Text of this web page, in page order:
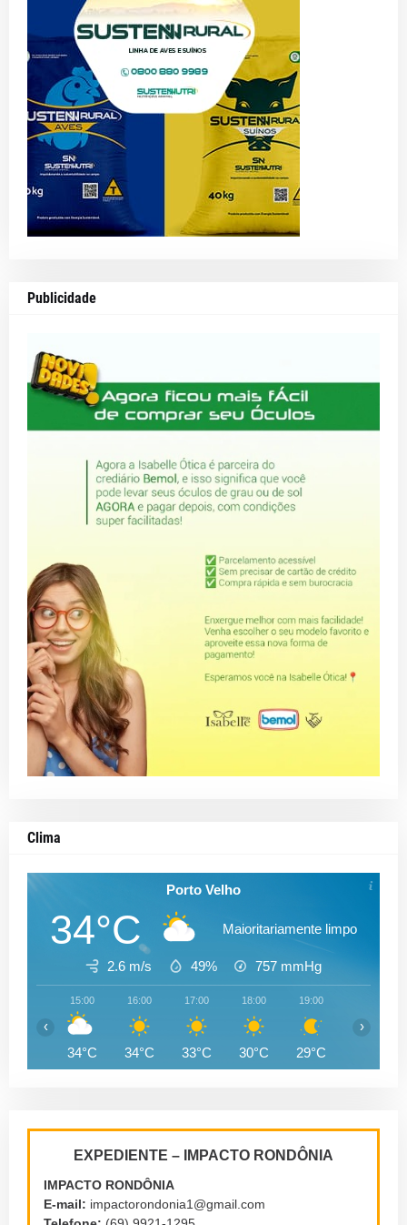
Publicidade
Clima
Porto Velho
34°C Maioritariamente limpo
2.6 m/s 49% 757 mmHg
15:00
34°C
16:00
34°C
17:00
33°C
18:00
30°C
19:00
29°C
‹ ›
EXPEDIENTE – IMPACTO RONDÔNIA
IMPACTO RONDÔNIA
E-mail: impactorondonia1@gmail.com